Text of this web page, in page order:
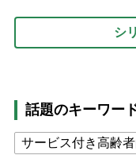
シ
話題のキーワー
サービス付き高齢